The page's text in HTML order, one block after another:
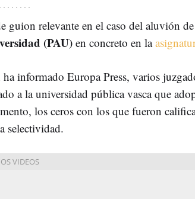
guion relevante en el caso del aluvión de
(PAU) en concreto en la
ha informado Europa Press, varios
a la universidad pública vasca que
los ceros con los que fueron
selectividad.